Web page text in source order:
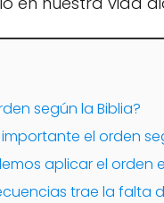
según la Biblia?
el orden
aplicar el orden
trae la falta